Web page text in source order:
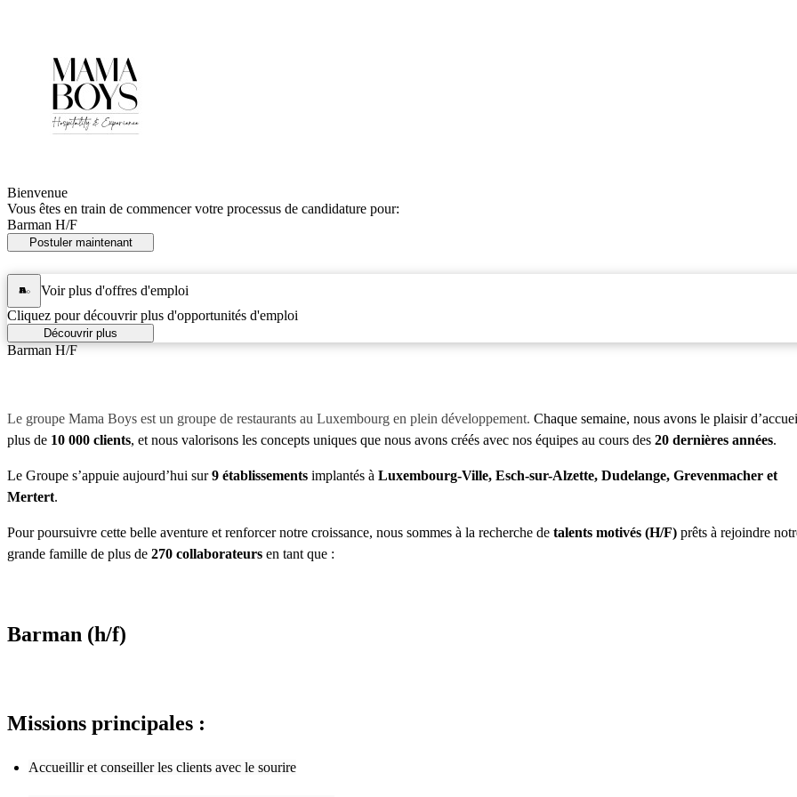
Bienvenue
Vous êtes en train de commencer votre processus de candidature pour:
Barman H/F
Postuler maintenant
Voir plus d'offres d'emploi
Cliquez pour découvrir plus d'opportunités d'emploi
Découvrir plus
Barman H/F
Le groupe Mama Boys est un groupe de restaurants au Luxembourg en plein développement. Chaque semaine, nous avons le plaisir
plus de 10 000 clients, et nous valorisons les concepts uniques que nous avons créés avec nos équipes au cours des 20 dernières années.
Le Groupe s’appuie aujourd’hui sur9 établissements implantés à Luxembourg-Ville, Esch-sur-Alzette, Dudelange, Grevenmacher et
Mertert.
Pour poursuivre cette belle aventure et renforcer notre croissance, nous sommes à la recherche de talents motivés (H/F) prêts à rejoindre
grande famille de plus de 270 collaborateurs en tant que :
Barman (h/f)
Missions principales :
Accueillir et conseiller les clients avec le sourire